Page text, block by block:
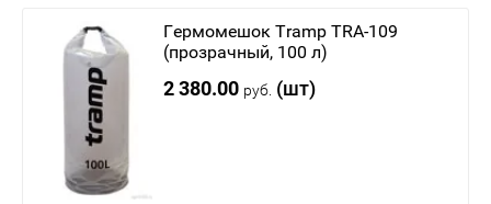
Гермомешок Tramp TRA-109
(прозрачный, 100 л)
2 380.00 руб. (шт)